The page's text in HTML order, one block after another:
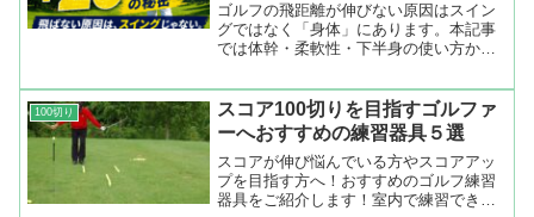
ゴルフの飛距離が伸びない原因はスイン
グではなく「身体」にあります。本記事
では体幹・柔軟性・下半身の使い方か
説。パーソナルジムを活用した効率的な
改善法も紹介しています。
100切り
スコア100切りを目指すゴルファ
ーへおすすめの練習器具５選
スコアが伸び悩んでいる方やスコアアッ
プを目指す方へ！おすすめのゴルフ練習
器具をご紹介します！室内で練習できる